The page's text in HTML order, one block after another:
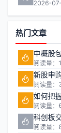
2026-
热门文章
中概股
阅读量：
新股申
阅读量
如何把
阅读量：
科创板
阅读量